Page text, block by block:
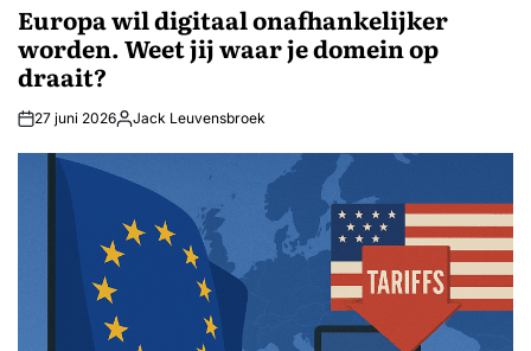
Europa wil digitaal onafhankelijker
worden. Weet jij waar je domein op
draait?
27 juni 2026Geplaatst
Jack Leuvensbroek